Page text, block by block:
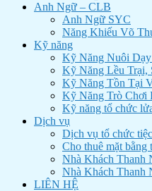
Anh Ngữ – CLB
Anh Ngữ SYC
Năng Khiếu Võ
Kỹ năng
Kỹ Năng Nuôi
Kỹ Năng Lều Trại,
Kỹ Năng Tồn Tại
Kỹ Năng Trò Chơi
Kỹ năng tổ chức
Dịch vụ
Dịch vụ tổ chức
Cho thuê mặt
Nhà Khách Thanh
Nhà Khách Thanh
LIÊN HỆ